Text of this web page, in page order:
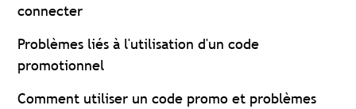
connecter
Problèmes liés à l'utilisation d'un code
promotionnel
Comment utiliser un code promo et problèmes